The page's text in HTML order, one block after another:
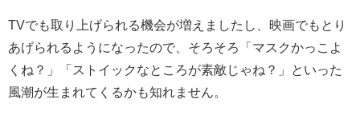
TVでも取り上げられる機会が増えましたし、映画でもとり
あげられるようになったので、そろそろ「マスクかっこよ
くね？」「ストイックなところが素敵じゃね？」といった
風潮が生まれてくるかも知れません。